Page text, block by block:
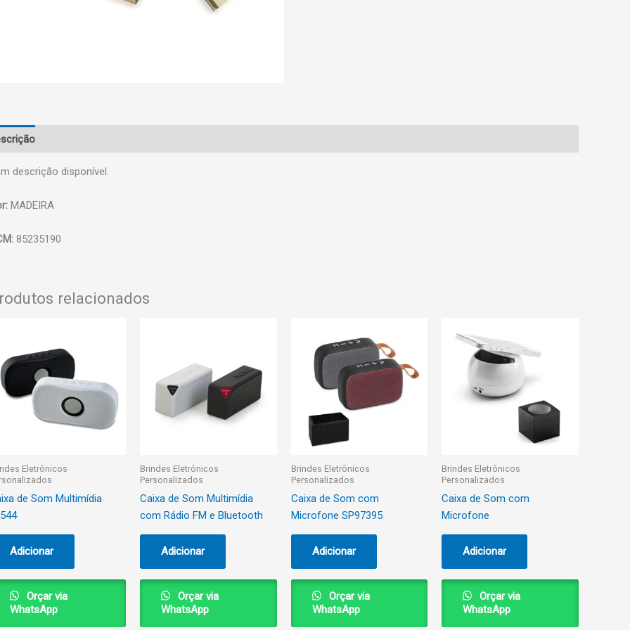
descrição disponível.
MADEIRA
85235190
relacionados
Eletrônicos
de Som Multimídia
Adicionar
Orçar via
WhatsApp
Brindes Eletrônicos
Personalizados
Caixa de Som Multimídia
com Rádio FM e Bluetooth
Adicionar
Orçar via
WhatsApp
Brindes Eletrônicos
Personalizados
Caixa de Som com
Microfone SP97395
Adicionar
Orçar via
WhatsApp
Brindes Eletrônicos
Personalizados
Caixa de Som com
Microfone
Adicionar
Orçar via
WhatsApp